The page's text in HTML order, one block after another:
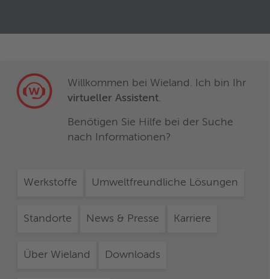
Willkommen bei Wieland. Ich bin Ihr
virtueller Assistent.
Benötigen Sie Hilfe bei der Suche
nach Informationen?
Werkstoffe Umweltfreundliche Lösungen
Standorte News & Presse Karriere
Über Wieland Downloads